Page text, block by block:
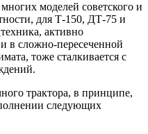
моделей советского и
для Т-150, ДТ-75 и
активно
в сложно-пересеченной
тоже сталкивается с
трактора, в принципе,
следующих